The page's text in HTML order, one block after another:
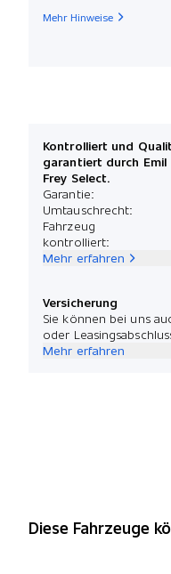
Mehr Hinweise
Kontrolliert und
garantiert durch Emil
Frey Select.
Garantie:
Umtauschrecht:
Fahrzeug
kontrolliert:
Mehr erfahren
Versicherung
Sie können bei uns
oder
Mehr erfahren
Diese Fahrzeuge